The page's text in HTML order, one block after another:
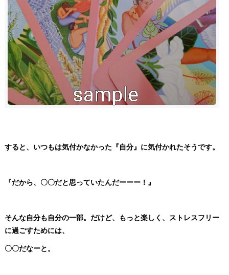
すると、いつもは気付かなかった『自分』に気付かれたそうです。
『だから、〇〇だと思っていたんだーーー！』
そんな自分も自分の一部。だけど、もっと楽しく、ストレスフリー
に過ごすためには、
〇〇だなーと。